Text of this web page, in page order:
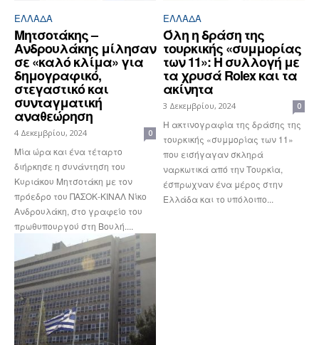
ΕΛΛΆΔΑ
Μητσοτάκης –
Ανδρουλάκης μίλησαν
σε «καλό κλίμα» για
δημογραφικό,
στεγαστικό και
συνταγματική
αναθεώρηση
4 Δεκεμβρίου, 2024 0
Μία ώρα και ένα τέταρτο
διήρκησε η συνάντηση του
Κυριάκου Μητσοτάκη με τον
πρόεδρο του ΠΑΣΟΚ-ΚΙΝΑΛ Νίκο
Ανδρουλάκη, στο γραφείο του
πρωθυπουργού στη Βουλή....
ΕΛΛΆΔΑ
Όλη η δράση της
τουρκικής «συμμορίας
των 11»: Η συλλογή με
τα χρυσά Rolex και τα
ακίνητα
3 Δεκεμβρίου, 2024 0
Η ακτινογραφία της δράσης της
τουρκικής «συμμορίας των 11»
που εισήγαγαν σκληρά
ναρκωτικά από την Τουρκία,
έσπρωχναν ένα μέρος στην
Ελλάδα και το υπόλοιπο...